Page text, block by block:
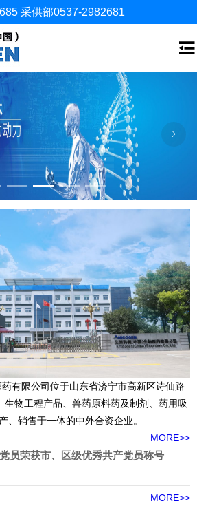
采供部0537-2982681
有限公司位于山东省济宁市高新区诗仙路
生物工程产品、兽药原料药及制剂、药用吸
、销售于一体的中外合资企业。
MORE>>
员荣获市、区级优秀共产党员称号
MORE>>